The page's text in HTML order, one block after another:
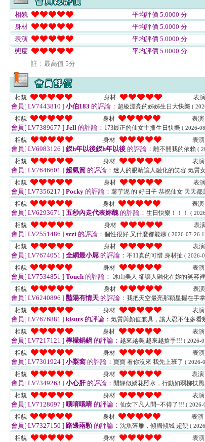
相貌
平均評價 5.0000 分
身材
平均評價 5.0000 分
表演
平均評價 5.0000 分
態度
平均評價 5.0000 分
註﹕最高值 5分
相貌 身材 表演
會員[ LV7443810 ] 小伯183 的評論： 超級漂亮的姊姊生日大快樂 (
相貌 身材 表演
會員[ LV7389677 ] Jell 的評論： 173最正的仙女主播生日快樂 ( 2026-
相貌 身材 表演
會員[ LV6983126 ] 釵h年以後釵h年以後 的評論： 離不開我的依賴 (
相貌 身材 表演
會員[ LV7646601 ] 超氣質 的評論： 迷人的眼睛讓人融化的笑容 氣質
相貌 身材 表演
會員[ LV7356217 ] Pocky 的評論： 薯芋泥 的 好日子 恭祝仙女 天天都
相貌 身材 表演
會員[ LV6293671 ] 五秒內走代表妳醜的評論： 生日快樂！！！ (
相貌 身材 表
會員[ LV2551486 ] szzi 的評論： 個性很好 又什麼都能聊 ( 2026-07-26
相貌 身材 表演
會員[ LV7674051 ] 全網最小屌 的評論： 不11真的可惜 身材扯 ( 2026-
相貌 身材 表演
會員[ LV7534851 ] Touch 的評論： 冰山美人 卻讓人融化在妳的笑容
相貌 身材 表演
會員[ LV6240896 ] 豔陽有情天 的評論： 我把天空最亮那顆星握在手
相貌 身材 表演
會員[ LV7676881 ] kisurs 的評論： 氣質與顏值兼具，讓人忍不住多看
相貌 身材 表演
會員[ LV7217121 ] 檸檬鍋鍋 的評論： 越來越美,越來越搶手!!! ( 2026-
相貌 身材 表演
會員[ LV7301924 ] 小梨窩 的評論： 寶寶 看你沒來 我先上班了 ( 2026-
相貌 身材 表演
會員[ LV7349263 ] 小心肝的評論： 閒靜似嬌花照水，行動如弱柳扶風
相貌 身材 表演
會員[ LV7128097 ] 哦唷哦唷的評論： 仙女下凡人間~不得了!!! ( 2026-
相貌 身材 表演
會員[ LV7327150 ] 路邊兩顆的評論： 沈魚落雁，傾國傾城 超硬 (
相貌 身材 表演